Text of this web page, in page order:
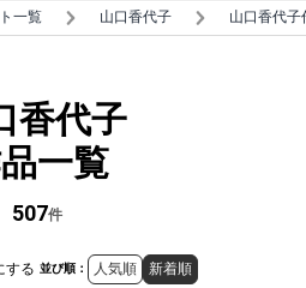
一覧 山口香代子 山口香代子
香代子
一覧
507件
する 並び順： 人気順 新着順